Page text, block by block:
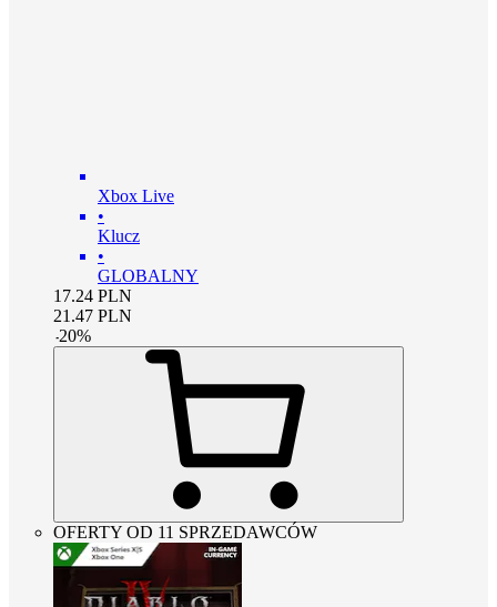
Xbox Live
•
Klucz
•
GLOBALNY
17.24 PLN
21.47 PLN
-20%
OFERTY OD 11 SPRZEDAWCÓW